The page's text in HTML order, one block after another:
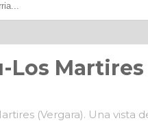
Los